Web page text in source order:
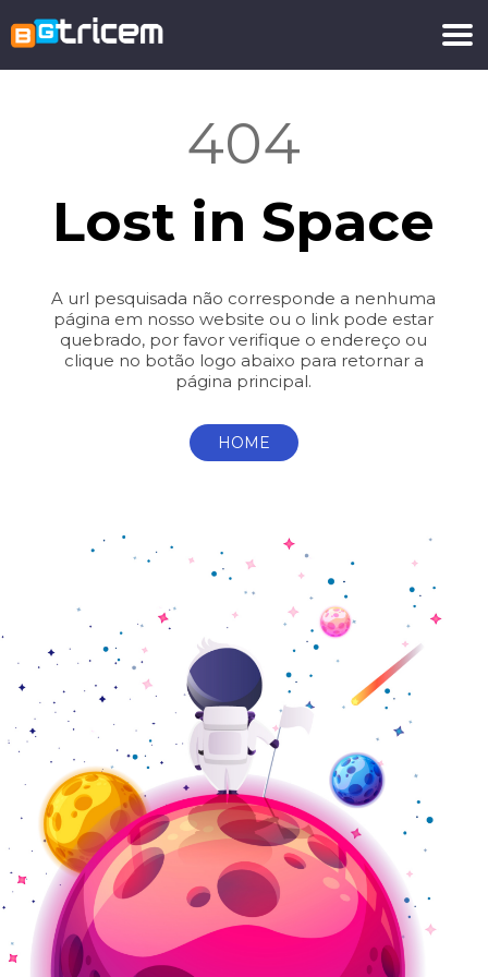
404
Lost in Space
A url pesquisada não corresponde a nenhuma
página em nosso website ou o link pode estar
quebrado, por favor verifique o endereço ou
clique no botão logo abaixo para retornar a
página principal.
HOME